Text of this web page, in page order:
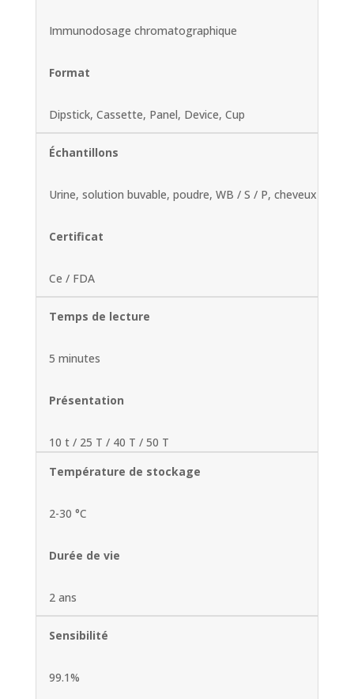
Immunodosage chromatographique
Format
Dipstick, Cassette, Panel, Device, Cup
Échantillons
Urine, solution buvable, poudre, WB / S / P, cheveux
Certificat
Ce / FDA
Temps de lecture
5 minutes
Présentation
10 t / 25 T / 40 T / 50 T
Température de stockage
2-30 °C
Durée de vie
2 ans
Sensibilité
99.1%